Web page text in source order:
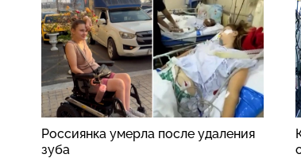
Россиянка умерла после удаления
зуба